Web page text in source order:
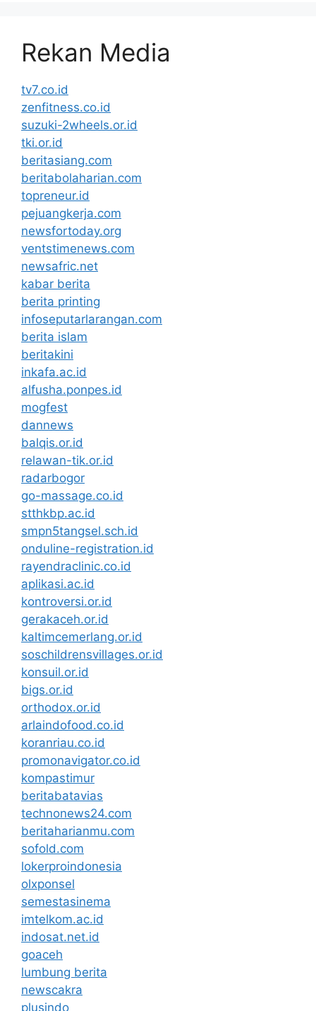
Rekan Media
tv7.co.id
zenfitness.co.id
suzuki-2wheels.or.id
tki.or.id
beritasiang.com
beritabolaharian.com
topreneur.id
pejuangkerja.com
newsfortoday.org
ventstimenews.com
newsafric.net
kabar berita
berita printing
infoseputarlarangan.com
berita islam
beritakini
inkafa.ac.id
alfusha.ponpes.id
mogfest
dannews
balqis.or.id
relawan-tik.or.id
radarbogor
go-massage.co.id
stthkbp.ac.id
smpn5tangsel.sch.id
onduline-registration.id
rayendraclinic.co.id
aplikasi.ac.id
kontroversi.or.id
gerakaceh.or.id
kaltimcemerlang.or.id
soschildrensvillages.or.id
konsuil.or.id
bigs.or.id
orthodox.or.id
arlaindofood.co.id
koranriau.co.id
promonavigator.co.id
kompastimur
beritabatavias
technonews24.com
beritaharianmu.com
sofold.com
lokerproindonesia
olxponsel
semestasinema
imtelkom.ac.id
indosat.net.id
goaceh
lumbung berita
newscakra
plusindo